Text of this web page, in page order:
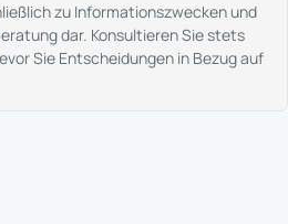
zu Informationszwecken und
dar. Konsultieren Sie stets
Sie Entscheidungen in Bezug auf
hochwertige Hausarztbesuche
Hilfe Schritt für Schritt mit Doctor